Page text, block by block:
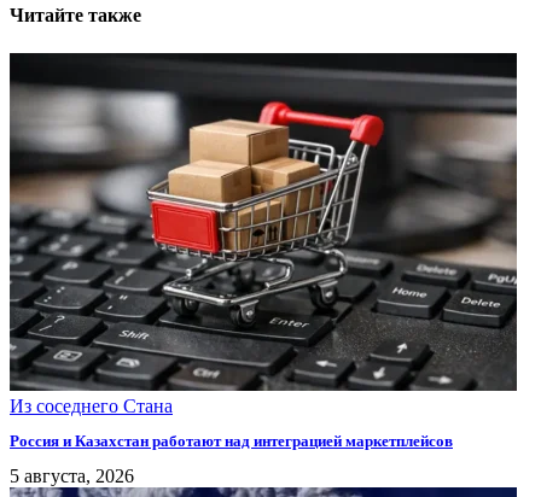
Читайте также
Из соседнего Стана
Россия и Казахстан работают над интеграцией маркетплейсов
5 августа, 2026